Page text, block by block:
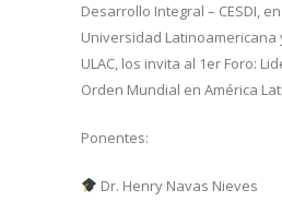
Desarrollo Integral – CESDI,
Universidad Latinoamericana
ULAC, los invita al 1er Foro:
Orden Mundial en América
Ponentes:
Dr. Henry Navas Nieves